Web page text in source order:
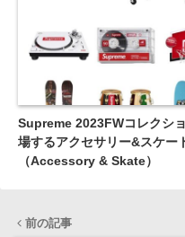
Supreme 2023FWコレクシ
場するアクセサリー&スケー
（Accessory & Skate）
前の記事